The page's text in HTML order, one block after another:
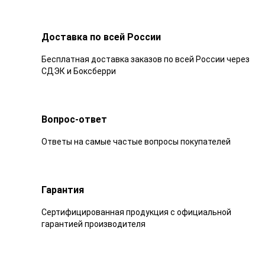
Доставка по всей России
Бесплатная доставка заказов по всей России через
СДЭК и Боксберри
Вопрос-ответ
Ответы на самые частые вопросы покупателей
Гарантия
Сертифицированная продукция с официальной
гарантией производителя